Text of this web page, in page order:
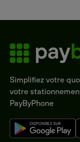
Simplifiez votre
votre
PayByPhone